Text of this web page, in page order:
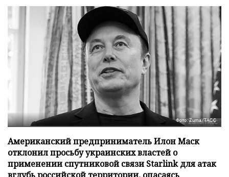
Фото: Zuma/ТАСС
Американский предприниматель Илон Маск
отклонил просьбу украинских властей о
применении спутниковой связи Starlink для атак